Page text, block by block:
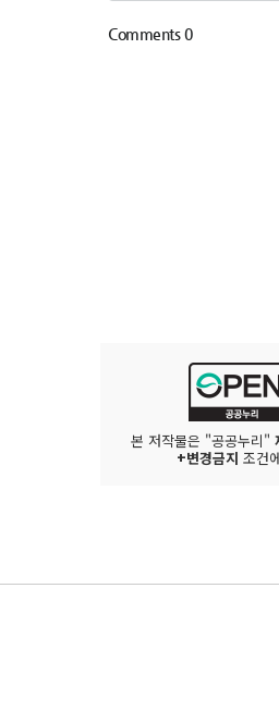
본 저작물은 "공공누리"
+변경금지 조건